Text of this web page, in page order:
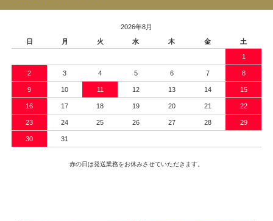
2026年8月
日
月 火 水 木 金 土
1
2 3 4 5 6 7 8
9 10 11 12 13 14 15
16 17 18 19 20 21 22
23 24 25 26 27 28 29
30 31
赤の日は発送業務をお休みさせていただきます。